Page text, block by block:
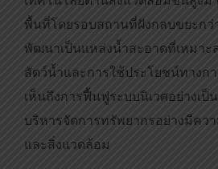
พื้นที่โดยรอบสถานที่ฝังกลบขยะกว่
พัฒนาเป็นแหล่งน้ำสะอาดที่เหมาะ
สัตว์น้ำและการใช้ประโยชน์ทางก
เห็นถึงการฟื้นฟูระบบนิเวศอย่างเป็
บริหารจัดการทรัพยากรอย่างมีคว
และสิ่งแวดล้อม